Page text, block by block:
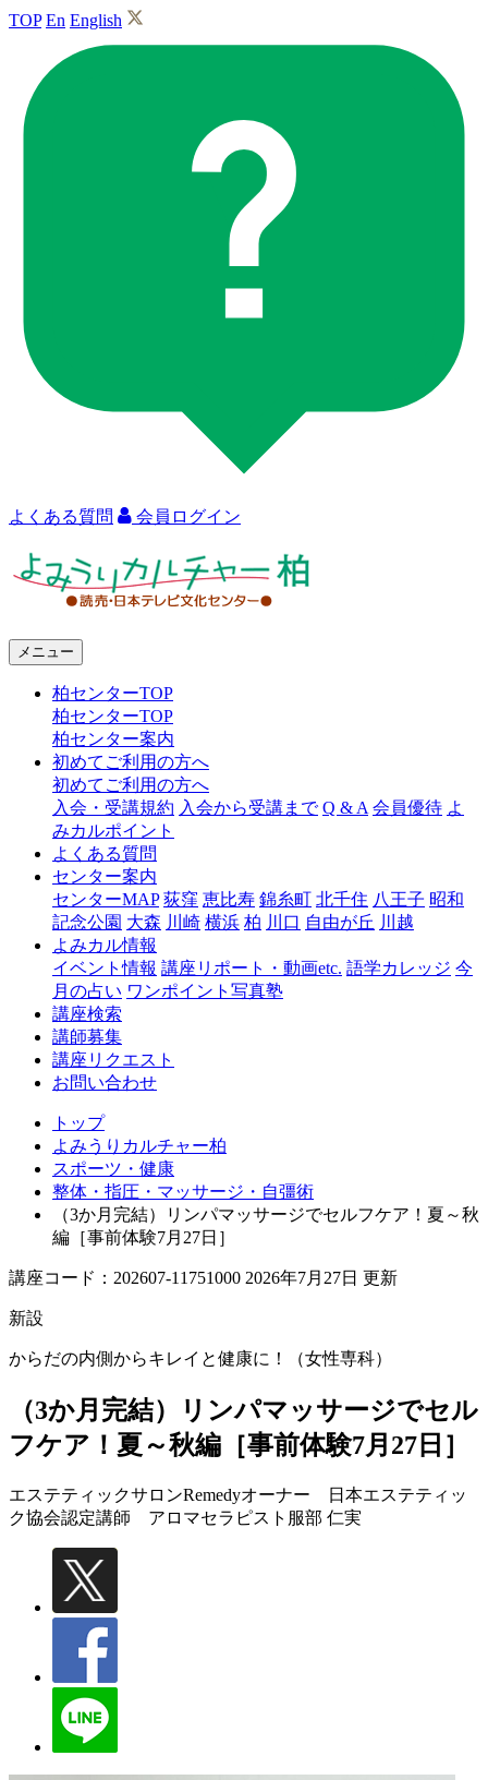
TOP En English
よくある質問 会員ログイン
ャ
メニュー
柏センターTOP
柏センターTOP
柏センター案内
初めてご利用の方へ
初めてご利用の方へ
入会・受講規約 入会から受講まで Q & A 会員優待 よ
みカルポイント
よくある質問
センター案内
センターMAP 荻窪 恵比寿 錦糸町 北千住 八王子 昭和
記念公園 大森 川崎 横浜 柏 川口 自由が丘 川越
よみカル情報
イベント情報 講座リポート・動画etc. 語学カレッジ 今
月の占い ワンポイント写真塾
講座検索
講師募集
講座リクエスト
お問い合わせ
トップ
よみうりカルチャー柏
スポーツ・健康
整体・指圧・マッサージ・自彊術
（3か月完結）リンパマッサージでセルフケア！夏～秋
編［事前体験7月27日］
講座コード：202607-11751000 2026年7月27日 更新
新設
からだの内側からキレイと健康に！（女性専科）
（3か月完結）リンパマッサージでセル
フケア！夏～秋編［事前体験7月27日］
エステティックサロンRemedyオーナー 日本エステティッ
ク協会認定講師 アロマセラピスト 服部 仁実